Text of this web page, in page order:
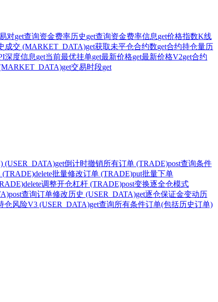
对get查询资金费率历史get查询资金费率信息get价格指数K线
成交 (MARKET_DATA)get获取未平仓合约数get合约持仓量历
深度信息get当前最优挂单get最新价格get最新价格V2get合约
get交易时段get
(USER_DATA)get倒计时撤销所有订单 (TRADE)post查询条件
(TRADE)delete批量修改订单 (TRADE)put批量下单
delete调整开仓杠杆 (TRADE)post变换逐全仓模式
post查询订单修改历史 (USER_DATA)get逐仓保证金变动历
仓风险V3 (USER_DATA)get查询所有条件订单(包括历史订单)